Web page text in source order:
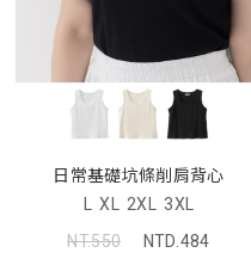
日常基礎坑條削肩背心
L XL 2XL 3XL
NT.550
NTD.484